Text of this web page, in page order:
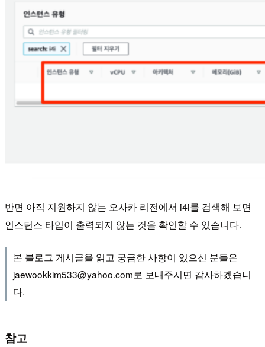
반면 아직 지원하지 않는 오사카 리전에서 i4i를 검색해 보면
인스턴스 타입이 출력되지 않는 것을 확인할 수 있습니다.
본 블로그 게시글을 읽고 궁금한 사항이 있으신 분들은
jaewookkim533@yahoo.com로 보내주시면 감사하겠습니
다.
참고